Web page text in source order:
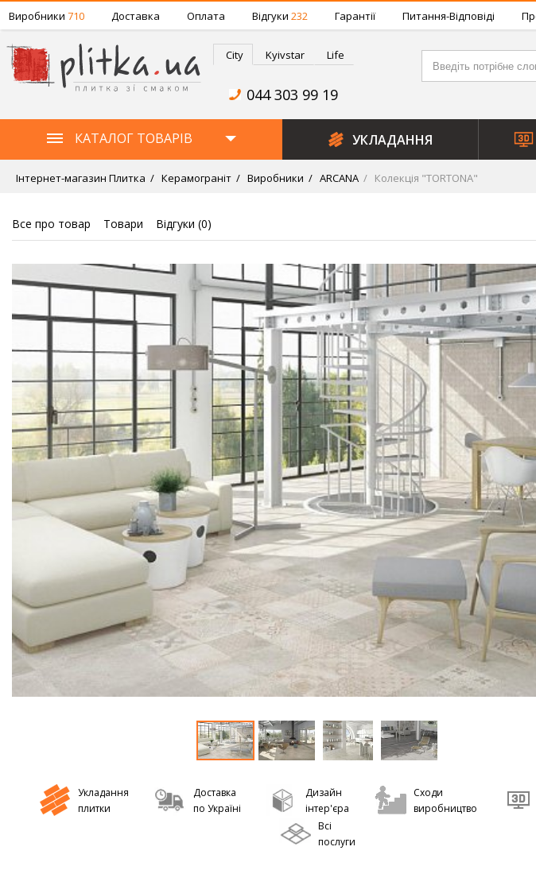
Виробники 710 Доставка Оплата Відгуки 232 Гарантії Питання-Відповіді
City Kyivstar Life
044 303 99 19
КАТАЛОГ ТОВАРІВ УКЛАДАННЯ
Інтернет-магазин Плитка Керамограніт Виробники ARCANA Колекція "TORTONA"
Все про товар Товари Відгуки (0)
Укладання
плитки
Доставка
по Україні
Дизайн
інтер'єра
Сходи
виробництво
Всі
послуги